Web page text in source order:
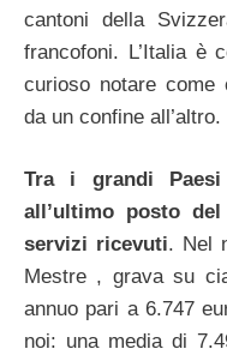
cantoni della
francofoni. L’Italia è
curioso notare come
da un confine all’altro.
Tra i grandi
all’ultimo posto
servizi ricevuti. Nel
Mestre , grava su
annuo pari a 6.747
noi: una media di